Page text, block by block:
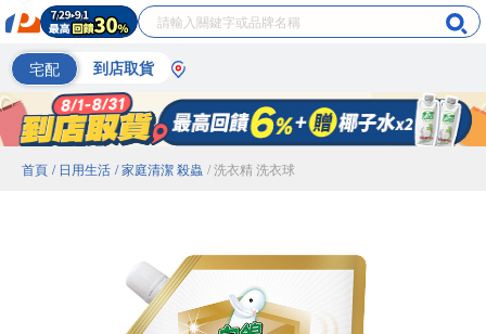
宅配 到店取貨
首頁 / 日用生活 / 家庭清潔 殺蟲 / 洗衣精 洗衣球